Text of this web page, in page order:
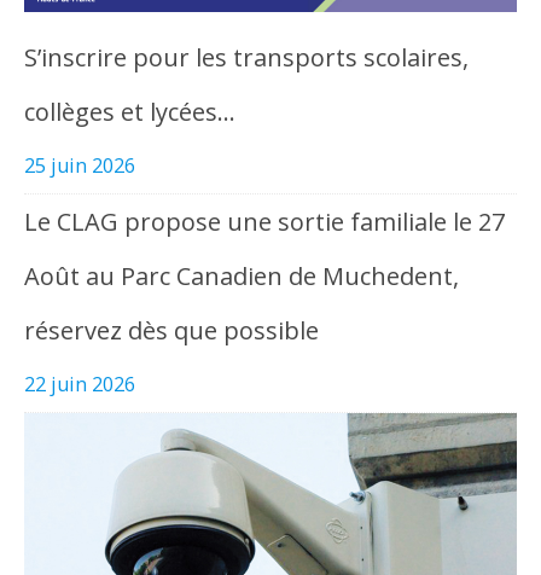
S’inscrire pour les transports scolaires,
collèges et lycées…
25 juin 2026
Le CLAG propose une sortie familiale le 27
Août au Parc Canadien de Muchedent,
réservez dès que possible
22 juin 2026